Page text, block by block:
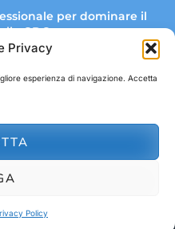
Privacy
esperienza di navigazione. Accetta
Policy
per dominare il
GDO.
abbonamenti@gdodata.it
srl - P.Iva: 03044390353